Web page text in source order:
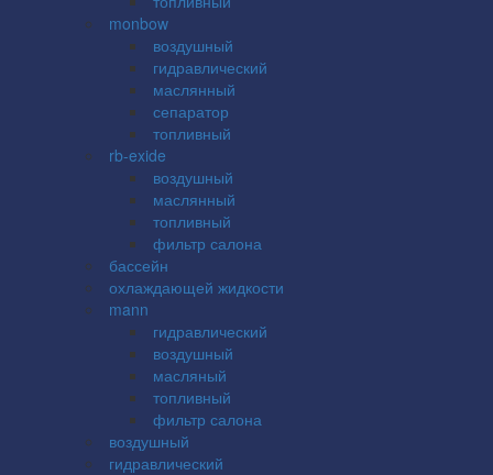
monbow
воздушный
гидравлический
маслянный
сепаратор
топливный
rb-exide
воздушный
маслянный
топливный
фильтр салона
бассейн
охлаждающей жидкости
mann
гидравлический
воздушный
масляный
топливный
фильтр салона
воздушный
гидравлический